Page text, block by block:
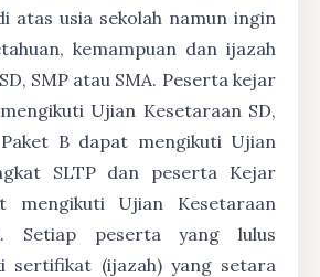
atas usia sekolah namun ingin
kemampuan dan ijazah
SMP atau SMA. Peserta kejar
Ujian Kesetaraan SD,
B dapat mengikuti Ujian
SLTP dan peserta Kejar
mengikuti Ujian Kesetaraan
Setiap peserta yang lulus
sertifikat (ijazah) yang setara